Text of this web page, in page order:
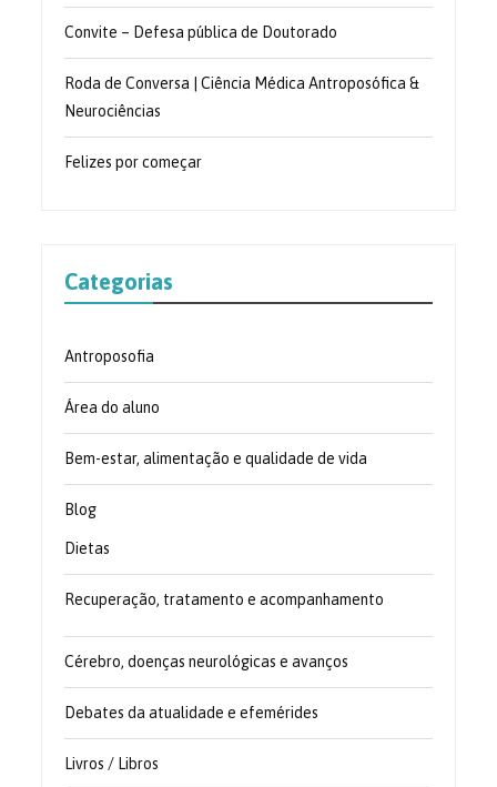
Convite – Defesa pública de Doutorado
Roda de Conversa | Ciência Médica Antroposófica &
Neurociências
Felizes por começar
Categorias
Antroposofia
Área do aluno
Bem-estar, alimentação e qualidade de vida
Blog
Dietas
Recuperação, tratamento e acompanhamento
Cérebro, doenças neurológicas e avanços
Debates da atualidade e efemérides
Livros / Libros